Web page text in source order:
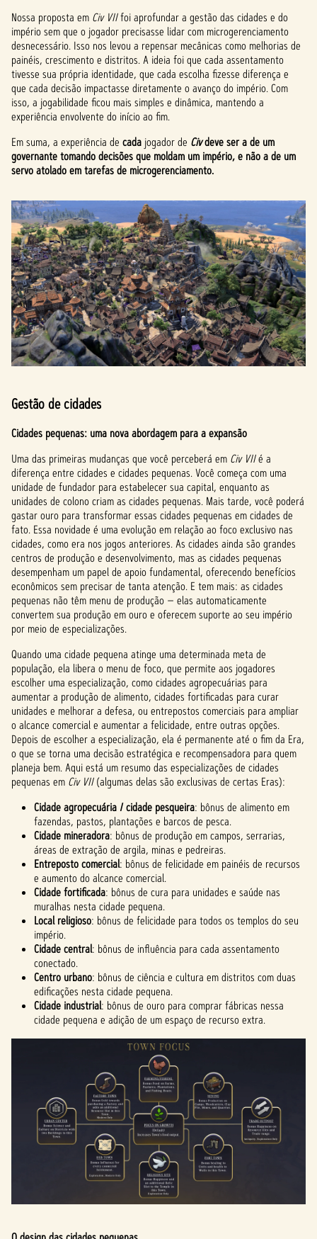
Nossa proposta em Civ VIIfoi aprofundar a gestão das cidades e do
império sem que o jogador precisasse lidar com microgerenciamento
desnecessário. Isso nos levou a repensar mecânicas como melhorias de
painéis, crescimento e distritos. A ideia foi que cada assentamento
tivesse sua própria identidade, que cada escolha fizesse diferença e
que cada decisão impactasse diretamente o avanço do império. Com
isso, a jogabilidade ficou mais simples e dinâmica, mantendo a
experiência envolvente do início ao fim.
Em suma, a experiência de cada jogador de Civdeve ser a de um
governante tomando decisões que moldam um império, e não a de um
servo atolado em tarefas de microgerenciamento.
Gestão de cidades
Cidades pequenas: uma nova abordagem para a expansão
Uma das primeiras mudanças que você perceberá em Civ VIIé a
diferença entre cidades e cidades pequenas. Você começa com uma
unidade de fundador para estabelecer sua capital, enquanto as
unidades de colono criam as cidades pequenas. Mais tarde, você poderá
gastar ouro para transformar essas cidades pequenas em cidades de
fato. Essa novidade é uma evolução em relação ao foco exclusivo nas
cidades, como era nos jogos anteriores. As cidades ainda são grandes
centros de produção e desenvolvimento, mas as cidades pequenas
desempenham um papel de apoio fundamental, oferecendo benefícios
econômicos sem precisar de tanta atenção. E tem mais: as cidades
pequenas não têm menu de produção — elas automaticamente
convertem sua produção em ouro e oferecem suporte ao seu império
por meio de especializações.
Quando uma cidade pequena atinge uma determinada meta de
população, ela libera o menu de foco, que permite aos jogadores
escolher uma especialização, como cidades agropecuárias para
aumentar a produção de alimento, cidades fortificadas para curar
unidades e melhorar a defesa, ou entrepostos comerciais para ampliar
o alcance comercial e aumentar a felicidade, entre outras opções.
Depois de escolher a especialização, ela é permanente até o fim da Era,
o que se torna uma decisão estratégica e recompensadora para quem
planeja bem. Aqui está um resumo das especializações de cidades
pequenas em Civ VII(algumas delas são exclusivas de certas Eras):
Cidade agropecuária / cidade pesqueira: bônus de alimento em
fazendas, pastos, plantações e barcos de pesca.
Cidade mineradora: bônus de produção em campos, serrarias,
áreas de extração de argila, minas e pedreiras.
Entreposto comercial: bônus de felicidade em painéis de recursos
e aumento do alcance comercial.
Cidade fortificada: bônus de cura para unidades e saúde nas
muralhas nesta cidade pequena.
Local religioso: bônus de felicidade para todos os templos do seu
império.
Cidade central: bônus de influência para cada assentamento
conectado.
Centro urbano: bônus de ciência e cultura em distritos com duas
edificações nesta cidade pequena.
Cidade industrial: bônus de ouro para comprar fábricas nessa
cidade pequena e adição de um espaço de recurso extra.